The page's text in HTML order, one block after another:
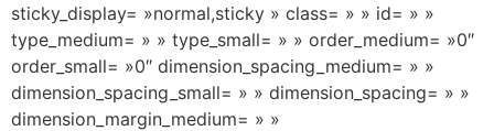
sticky_display= »normal,sticky » class= » » id= » »
type_medium= » » type_small= » » order_medium= »0″
order_small= »0″ dimension_spacing_medium= » »
dimension_spacing_small= » » dimension_spacing= » »
dimension_margin_medium= » »